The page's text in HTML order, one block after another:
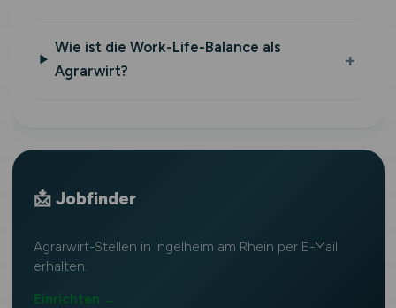
Wie ist die Work-Life-Balance als
Agrarwirt?
📩 Jobfinder
Agrarwirt-Stellen in Ingelheim am Rhein per E-Mail
erhalten.
Einrichten →